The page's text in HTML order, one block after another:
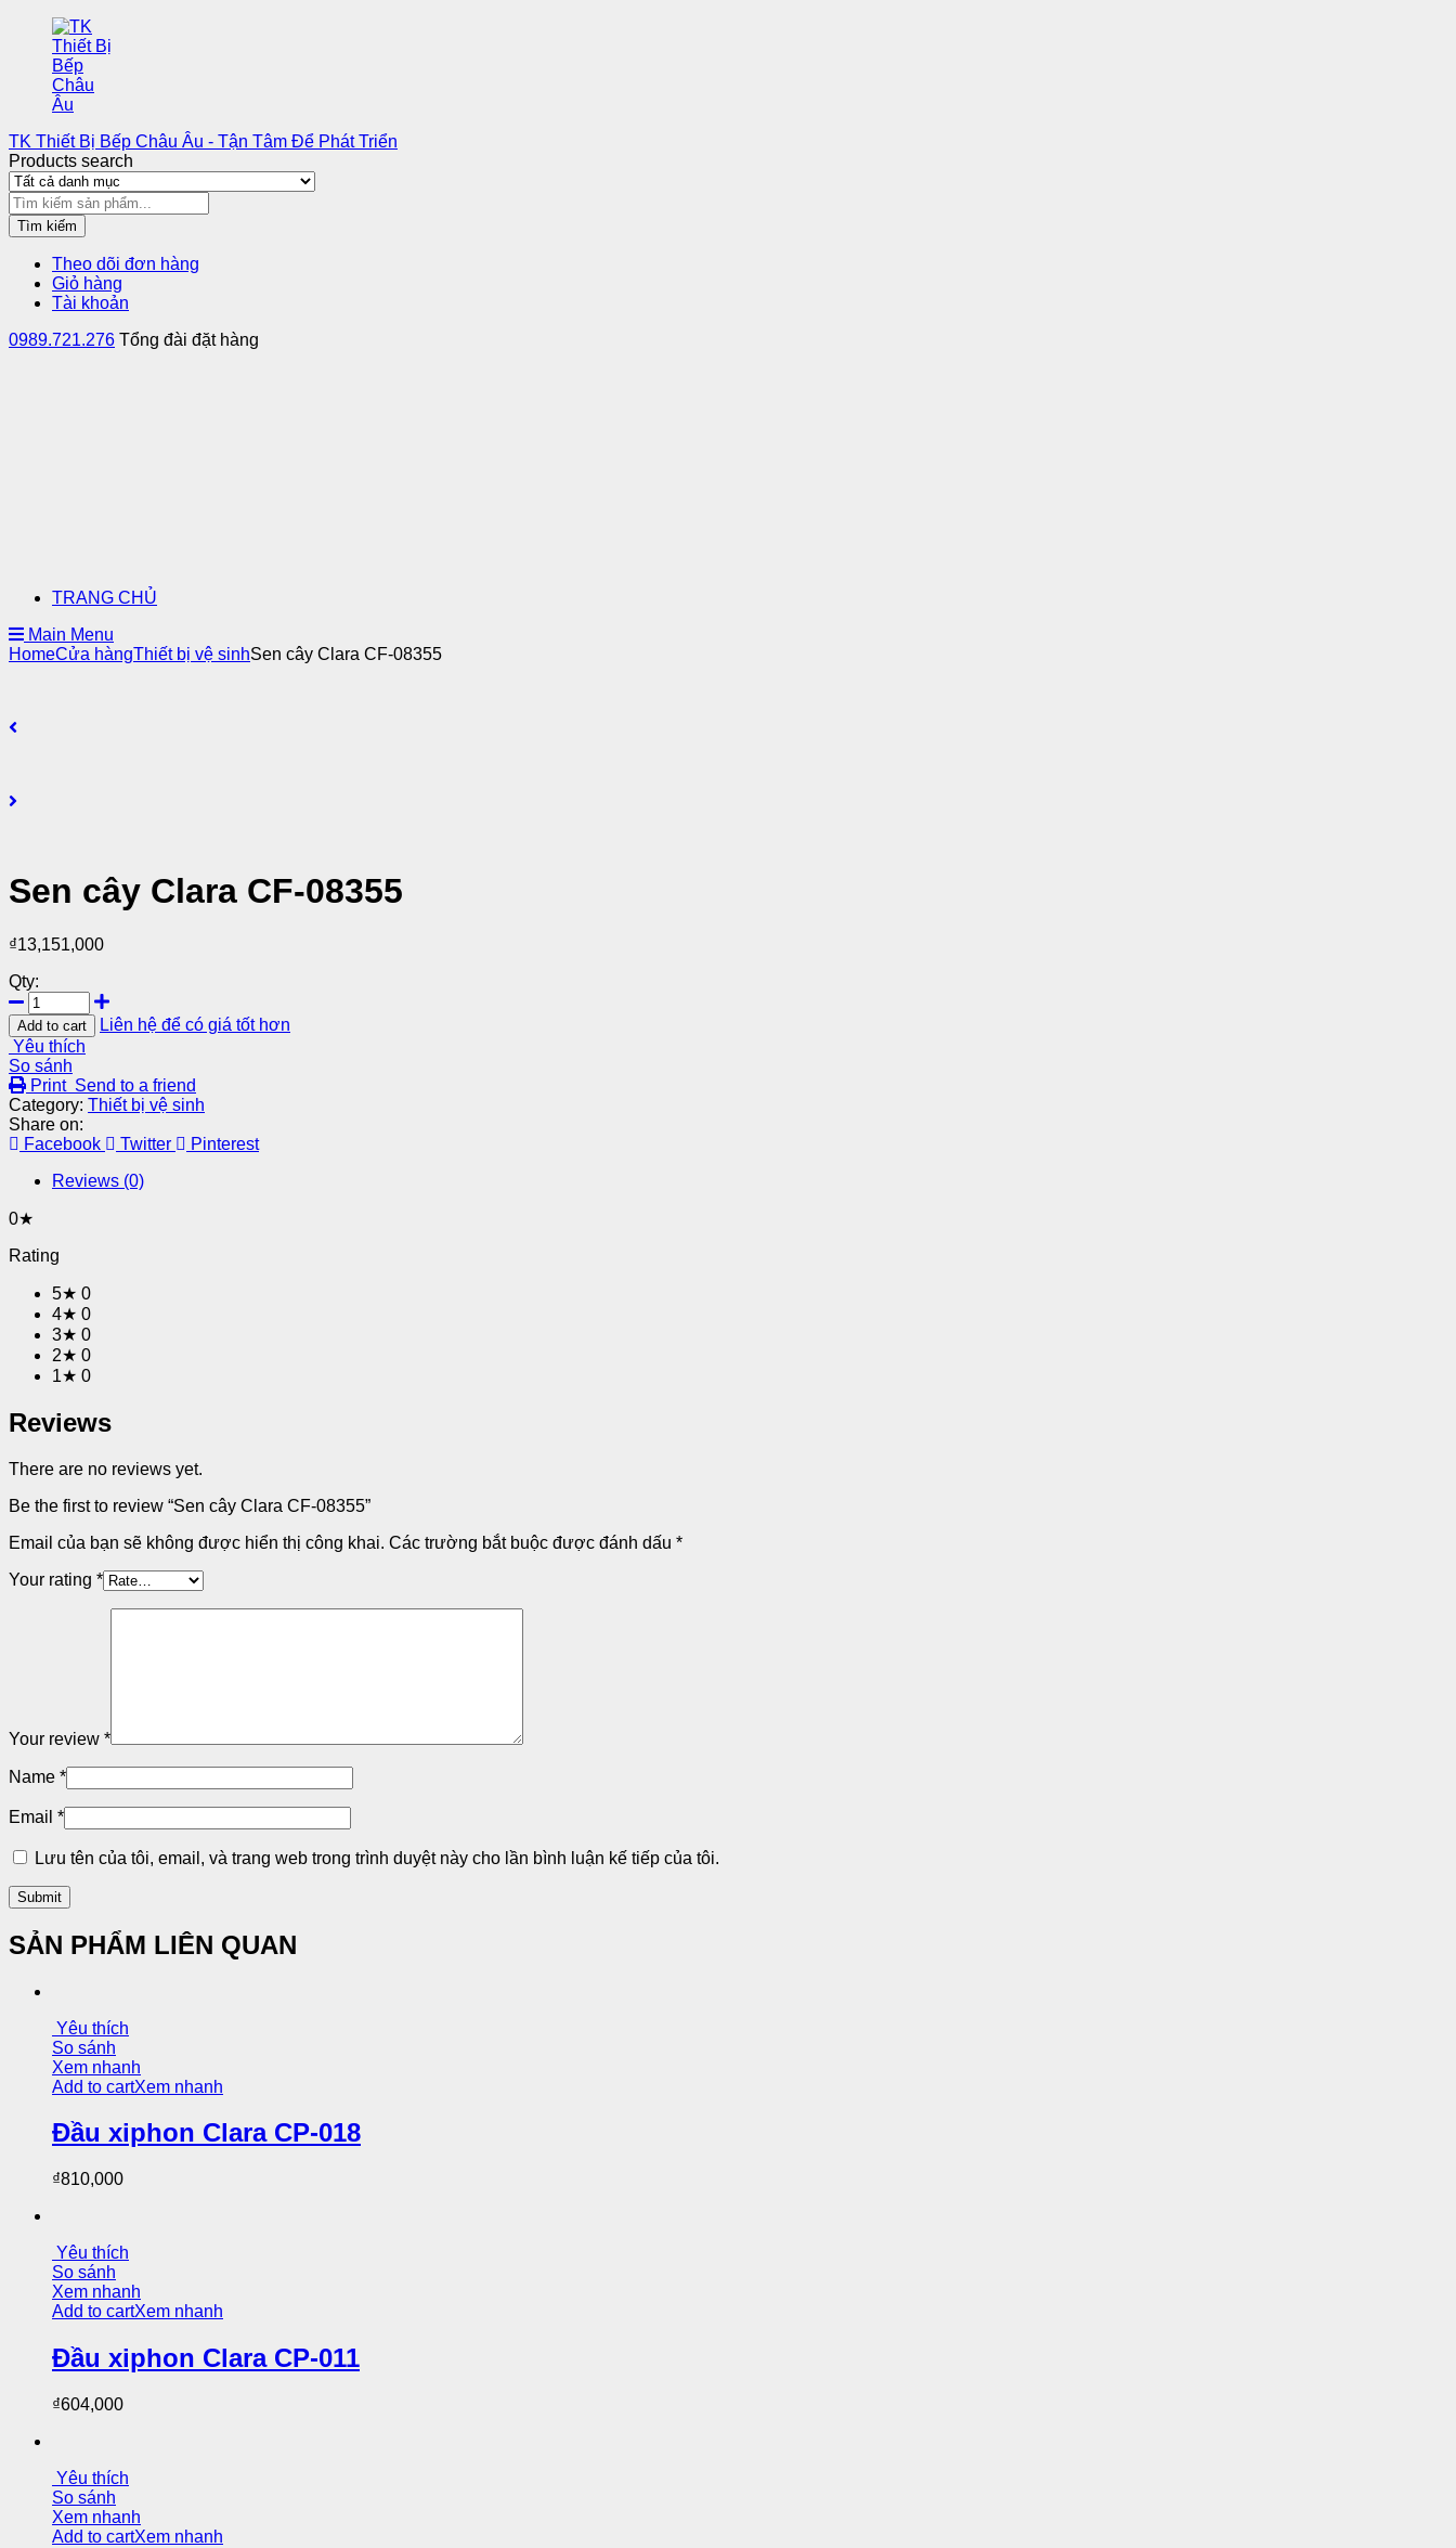
TK Thiết Bị Bếp Châu Âu - Tận Tâm Để Phát Triển
Products search
Tìm kiếm
Theo dõi đơn hàng
Giỏ hàng
Tài khoản
0989.721.276 Tổng đài đặt hàng
TRANG CHỦ
Main Menu
HomeCửa hàngThiết bị vệ sinhSen cây Clara CF-08355
Sen cây Clara CF-08355
₫13,151,000
Qty:
Add to cart
Liên hệ để có giá tốt hơn
Yêu thích
So sánh
Print Send to a friend
Category: Thiết bị vệ sinh
Share on:
Facebook
Twitter
Pinterest
Reviews (0)
0★
Rating
5★ 0
4★ 0
3★ 0
2★ 0
1★ 0
Reviews
There are no reviews yet.
Be the first to review “Sen cây Clara CF-08355”
Email của bạn sẽ không được hiển thị công khai. Các trường bắt buộc được đánh dấu *
Your rating *
Your review *
Name *
Email *
Lưu tên của tôi, email, và trang web trong trình duyệt này cho lần bình luận kế tiếp của tôi.
SẢN PHẨM LIÊN QUAN
Yêu thích
So sánh
Xem nhanh
Add to cartXem nhanh
Đầu xiphon Clara CP-018
₫810,000
Yêu thích
So sánh
Xem nhanh
Add to cartXem nhanh
Đầu xiphon Clara CP-011
₫604,000
Yêu thích
So sánh
Xem nhanh
Add to cartXem nhanh